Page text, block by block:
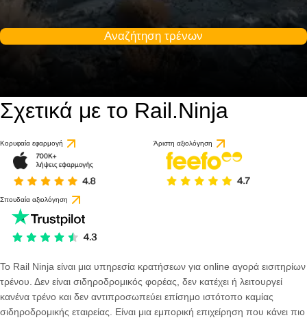
Αναζήτηση τρένων
Σχετικά με το Rail.Ninja
Κορυφαία εφαρμογή Άριστη αξιολόγηση
Σπουδαία αξιολόγηση
Το Rail Ninja είναι μια υπηρεσία κρατήσεων για online αγορά εισιτηρίων
τρένου. Δεν είναι σιδηροδρομικός φορέας, δεν κατέχει ή λειτουργεί
κανένα τρένο και δεν αντιπροσωπεύει επίσημο ιστότοπο καμίας
σιδηροδρομικής εταιρείας. Είναι μια εμπορική επιχείρηση που κάνει πιο